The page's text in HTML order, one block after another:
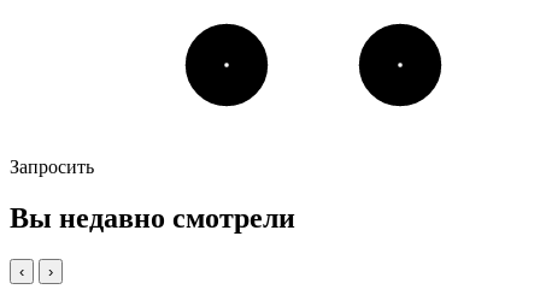
Запросить
Вы недавно смотрели
‹ ›